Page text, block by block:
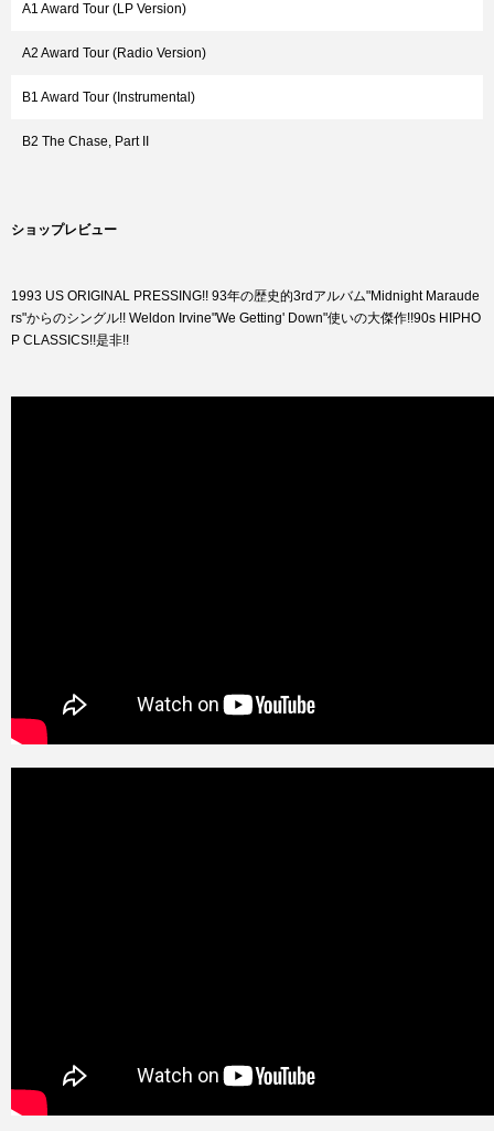
A1 Award Tour (LP Version)
A2 Award Tour (Radio Version)
B1 Award Tour (Instrumental)
B2 The Chase, Part II
ショップレビュー
1993 US ORIGINAL PRESSING!! 93年の歴史的3rdアルバム"Midnight Maraude
rs"からのシングル!! Weldon Irvine"We Getting' Down"使いの大傑作!!90s HIPHO
P CLASSICS!!是非!!